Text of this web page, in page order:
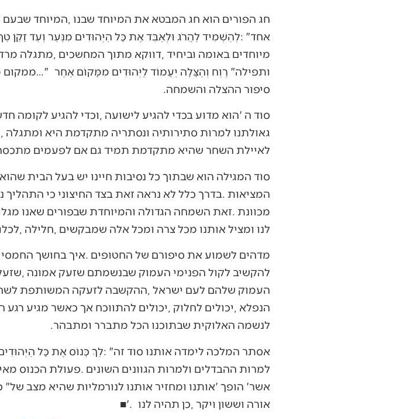
‬סיפור‭ ‬ההצלה‭ ‬והשמחה‭. ‬
‬לאיילת‭ ‬השחר‭ ‬שהיא‭ ‬מתקדמת‭ ‬תמיד‭ ‬גם‭ ‬אם‭ ‬לפעמים‭ ‬מתכסה‭ ‬היא‭ ‬בהרים‭ ‬ונסתרת‭ ‬מעינינו‭. ‬
‬לנו‭ ‬ומציל‭ ‬אותנו‭ ‬מכל‭ ‬צרה‭ ‬ומכל‭ ‬אלה‭ ‬שמבקשים‭, ‬חלילה‭, ‬לכלותינו‭.‬
‬לנשמה‭ ‬האלוקית‭ ‬שבתוכנו‭ ‬הכל‭ ‬מתברר‭ ‬ומתבהר‭.‬
‬אורה‭ ‬וששון‭ ‬ויקר‭, ‬כן‭ ‬תהיה‭ ‬לנו‮'‬‭. ‬■